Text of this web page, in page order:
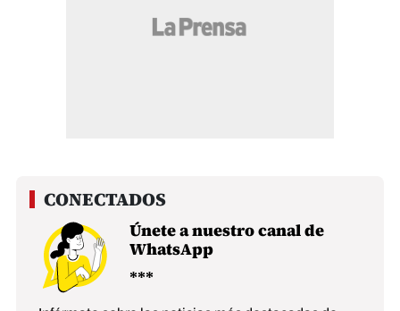
Únete a nuestro canal de
WhatsApp